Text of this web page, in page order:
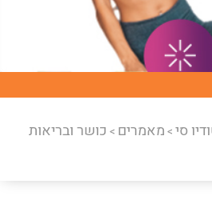
סי>מאמרים > כושר ובריאות